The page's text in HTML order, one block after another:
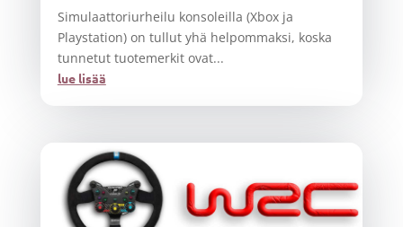
Simulaattoriurheilu konsoleilla (Xbox ja
Playstation) on tullut yhä helpommaksi, koska
tunnetut tuotemerkit ovat...
lue lisää